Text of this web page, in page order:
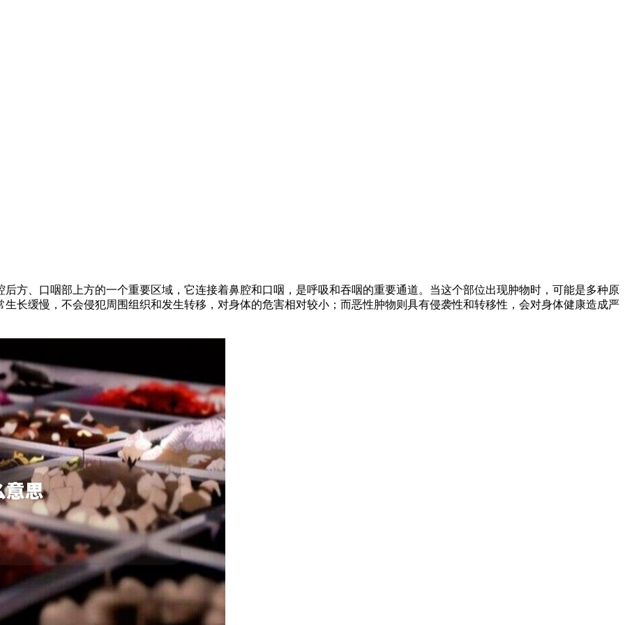
方、口咽部上方的一个重要区域，它连接着鼻腔和口咽，是呼吸和吞咽的重要通道。当这个部位出现肿物时，可能是多种原
长缓慢，不会侵犯周围组织和发生转移，对身体的危害相对较小；而恶性肿物则具有侵袭性和转移性，会对身体健康造成严